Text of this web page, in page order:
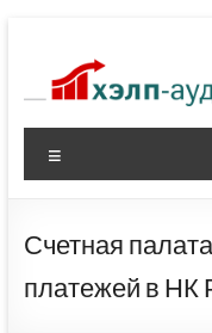
содержимому
Счетная
платежей в НК